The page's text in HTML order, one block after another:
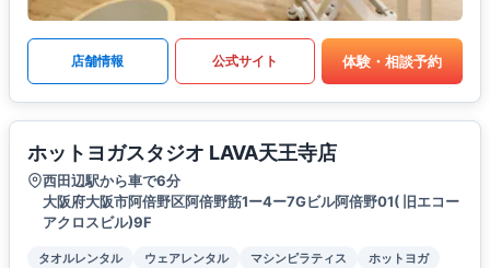
店舗情報 公式サイト 体験・相談予約
ホットヨガスタジオ LAVA天王寺店
西田辺駅から車で6分
大阪府大阪市阿倍野区阿倍野筋1ー4ー7Gビル阿倍野01( 旧エコー
アクロスビル)9F
タオルレンタル ウェアレンタル マシンピラティス
ホットヨガ